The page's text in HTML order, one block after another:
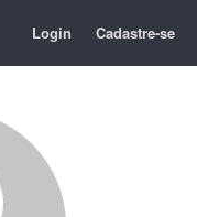
Login Cadastre-se